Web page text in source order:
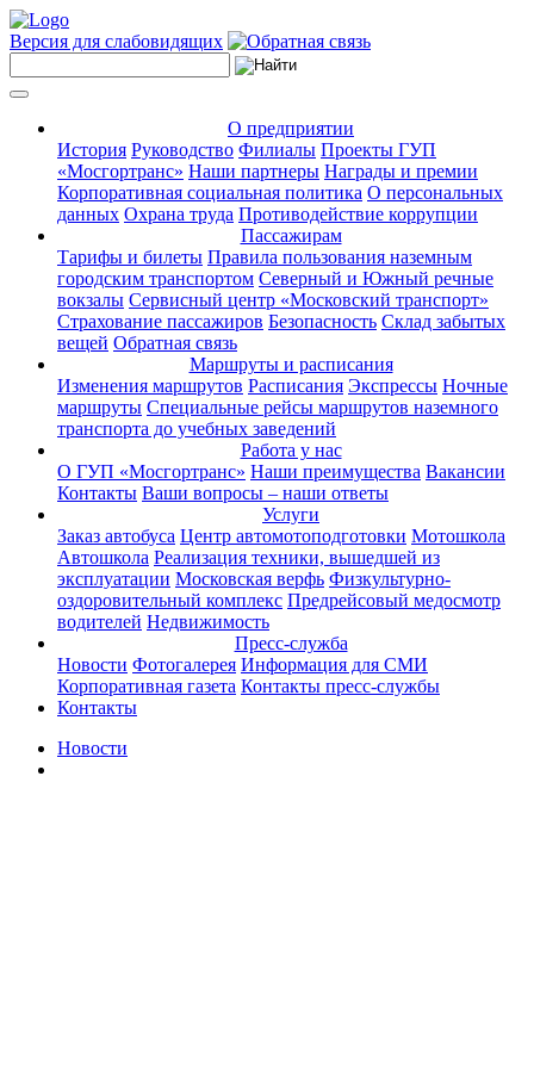
Версия для слабовидящих
О предприятии
История Руководство Филиалы Проекты ГУП
«Мосгортранс» Наши партнеры Награды и премии
Корпоративная социальная политика О персональных
данных Охрана труда Противодействие коррупции
Пассажирам
Тарифы и билеты Правила пользования наземным
городским транспортом Северный и Южный речные
вокзалы Сервисный центр «Московский транспорт»
Страхование пассажиров Безопасность Склад забытых
вещей Обратная связь
Маршруты и расписания
Изменения маршрутов Расписания Экспрессы Ночные
маршруты Специальные рейсы маршрутов наземного
транспорта до учебных заведений
Работа у нас
О ГУП «Мосгортранс» Наши преимущества Вакансии
Контакты Ваши вопросы – наши ответы
Услуги
Заказ автобуса Центр автомотоподготовки Мотошкола
Автошкола Реализация техники, вышедшей из
эксплуатации Московская верфь Физкультурно-
оздоровительный комплекс Предрейсовый медосмотр
водителей Недвижимость
Пресс-служба
Новости Фотогалерея Информация для СМИ
Корпоративная газета Контакты пресс-службы
Контакты
Новости